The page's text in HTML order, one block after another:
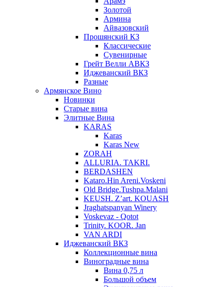
Золотой
Армина
Айвазовский
Прошянский КЗ
Классические
Сувенирные
Грейт Велли АВКЗ
Иджеванский ВКЗ
Разные
Армянское Вино
Новинки
Старые вина
Элитные Вина
KARAS
Karas
Karas New
ZORAH
ALLURIA. TAKRI.
BERDASHEN
Kataro.Hin Areni.Voskeni
Old Bridge.Tushpa.Malani
KEUSH. Z’art. KOUASH
Jraghatspanyan Winery
Voskevaz - Qotot
Trinity. KOOR. Jan
VAN ARDI
Иджеванский ВКЗ
Коллекционные вина
Виноградные вина
Вина 0,75 л
Большой объем